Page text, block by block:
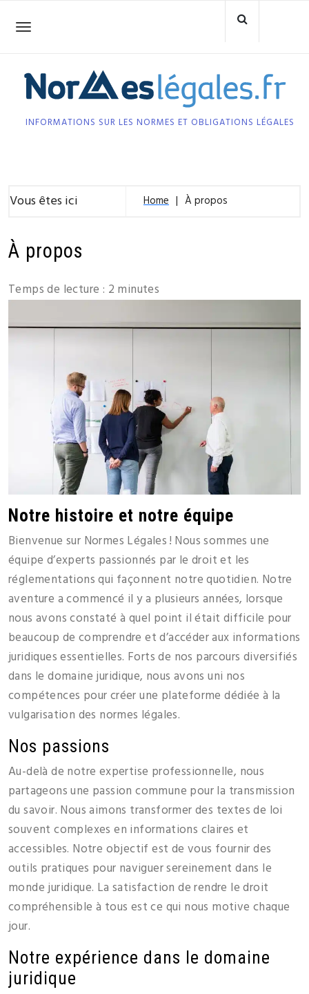
Toggle
INFORMATIONS SUR LES NORMES ET OBLIGATIONS LÉGALES
Vous êtes ici Home À propos
À propos
Temps de lecture : 2 minutes
Notre histoire et notre équipe
Bienvenue sur Normes Légales ! Nous sommes une
équipe d’experts passionnés par le droit et les
réglementations qui façonnent notre quotidien. Notre
aventure a commencé il y a plusieurs années, lorsque
nous avons constaté à quel point il était difficile pour
beaucoup de comprendre et d’accéder aux informations
juridiques essentielles. Forts de nos parcours diversifiés
dans le domaine juridique, nous avons uni nos
compétences pour créer une plateforme dédiée à la
vulgarisation des normes légales.
Nos passions
Au-delà de notre expertise professionnelle, nous
partageons une passion commune pour la transmission
du savoir. Nous aimons transformer des textes de loi
souvent complexes en informations claires et
accessibles. Notre objectif est de vous fournir des
outils pratiques pour naviguer sereinement dans le
monde juridique. La satisfaction de rendre le droit
compréhensible à tous est ce qui nous motive chaque
jour.
Notre expérience dans le domaine
juridique